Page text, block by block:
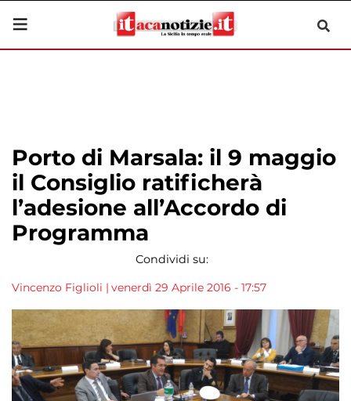
Porto di Marsala: il 9 maggio
il Consiglio ratificherà
l’adesione all’Accordo di
Programma
Condividi su:
Vincenzo Figlioli | venerdì 29 Aprile 2016 - 17:57